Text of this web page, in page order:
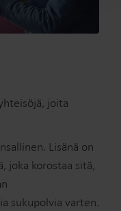
joita
Lisänä on
joka korostaa sitä,
sukupolvia varten.